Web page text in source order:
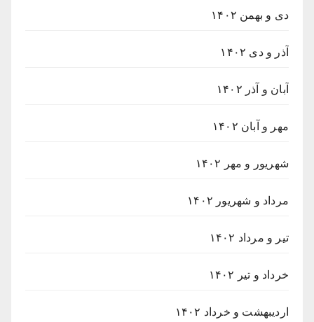
دی و بهمن ۱۴۰۲
آذر و دی ۱۴۰۲
آبان و آذر ۱۴۰۲
مهر و آبان ۱۴۰۲
شهریور و مهر ۱۴۰۲
مرداد و شهریور ۱۴۰۲
تیر و مرداد ۱۴۰۲
خرداد و تیر ۱۴۰۲
اردیبهشت و خرداد ۱۴۰۲